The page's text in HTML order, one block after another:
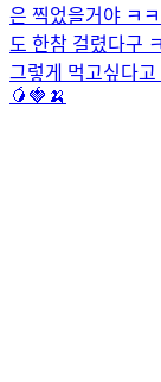
은 찍었을거야 ㅋ
도 한참 걸렸다구
그렇게 먹고싶다
🥭🍓🍌